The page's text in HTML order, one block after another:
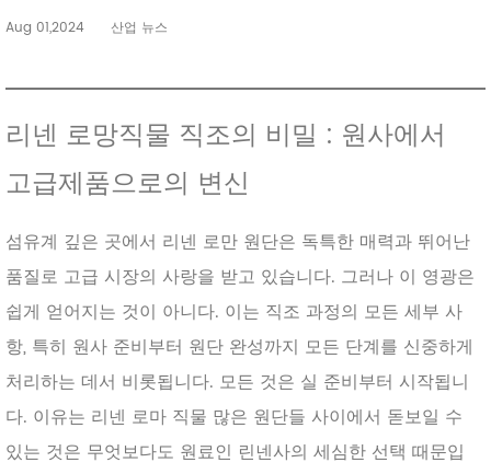
Aug 01,2024 산업 뉴스
리넨 로망직물 직조의 비밀 : 원사에서
고급제품으로의 변신
섬유계 깊은 곳에서 리넨 로만 원단은 독특한 매력과 뛰어난
품질로 고급 시장의 사랑을 받고 있습니다. 그러나 이 영광은
쉽게 얻어지는 것이 아니다. 이는 직조 과정의 모든 세부 사
항, 특히 원사 준비부터 원단 완성까지 모든 단계를 신중하게
처리하는 데서 비롯됩니다. 모든 것은 실 준비부터 시작됩니
다. 이유는 리넨 로마 직물 많은 원단들 사이에서 돋보일 수
있는 것은 무엇보다도 원료인 린넨사의 세심한 선택 때문입